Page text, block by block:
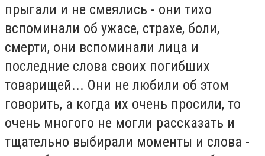
прыгали и не смеялись - они тихо
вспоминали об ужасе, страхе, боли,
смерти, они вспоминали лица и
последние слова своих погибших
товарищей... Они не любили об этом
говорить, а когда их очень просили, то
очень многого не могли рассказать и
тщательно выбирали моменты и слова -